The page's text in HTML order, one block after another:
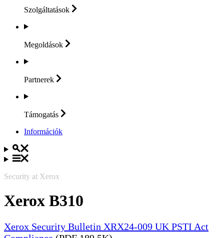
Szolgáltatások
Megoldások
Partnerek
Támogatás
Információk
Security at Xerox
Xerox B310
Xerox Security Bulletin XRX24-009 UK PSTI Act